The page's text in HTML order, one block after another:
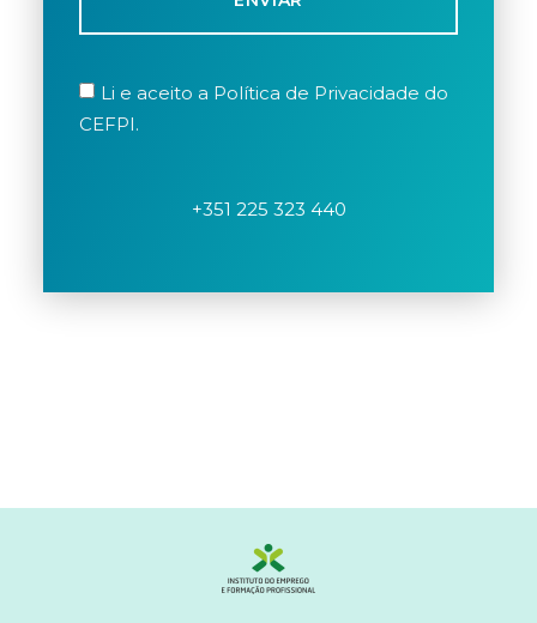
Li e aceito a Política de Privacidade do
CEFPI.
+351 225 323 440